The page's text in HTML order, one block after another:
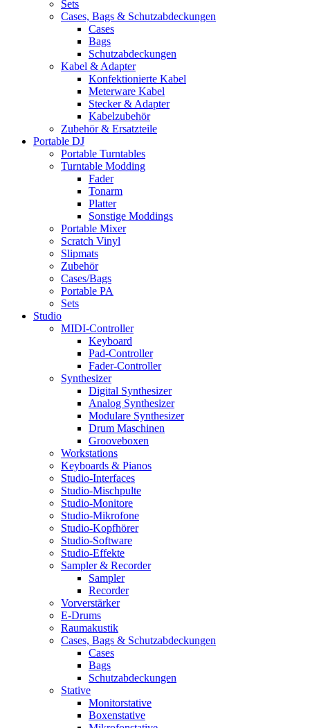
Sets
Cases, Bags & Schutzabdeckungen
Cases
Bags
Schutzabdeckungen
Kabel & Adapter
Konfektionierte Kabel
Meterware Kabel
Stecker & Adapter
Kabelzubehör
Zubehör & Ersatzteile
Portable DJ
Portable Turntables
Turntable Modding
Fader
Tonarm
Platter
Sonstige Moddings
Portable Mixer
Scratch Vinyl
Slipmats
Zubehör
Cases/Bags
Portable PA
Sets
Studio
MIDI-Controller
Keyboard
Pad-Controller
Fader-Controller
Synthesizer
Digital Synthesizer
Analog Synthesizer
Modulare Synthesizer
Drum Maschinen
Grooveboxen
Workstations
Keyboards & Pianos
Studio-Interfaces
Studio-Mischpulte
Studio-Monitore
Studio-Mikrofone
Studio-Kopfhörer
Studio-Software
Studio-Effekte
Sampler & Recorder
Sampler
Recorder
Vorverstärker
E-Drums
Raumakustik
Cases, Bags & Schutzabdeckungen
Cases
Bags
Schutzabdeckungen
Stative
Monitorstative
Boxenstative